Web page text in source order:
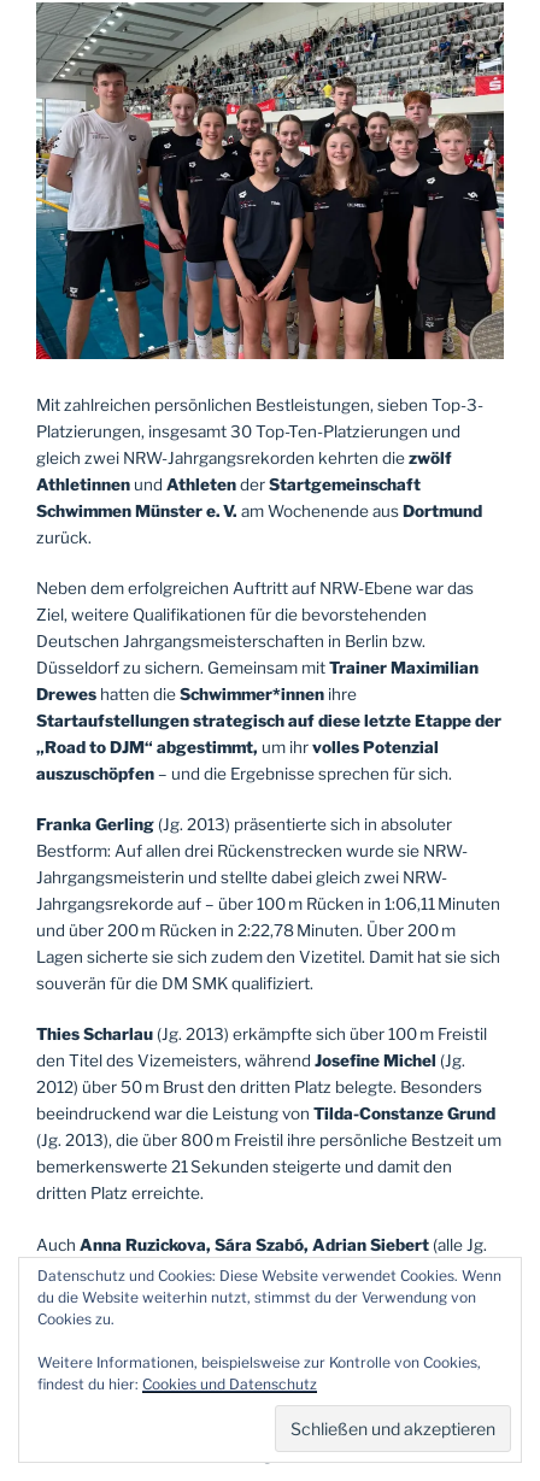
Mit zahlreichen persönlichen Bestleistungen, sieben Top-3-
Platzierungen, insgesamt 30 Top-Ten-Platzierungen und
gleich zwei NRW-Jahrgangsrekorden kehrten diezwölf
Athletinnen und AthletenderStartgemeinschaft
Schwimmen Münster e. V. am Wochenende ausDortmund
zurück.
Neben dem erfolgreichen Auftritt auf NRW-Ebene war das
Ziel, weitere Qualifikationen für die bevorstehenden
Deutschen Jahrgangsmeisterschaften in Berlin bzw.
Düsseldorf zu sichern. Gemeinsam mitTrainer Maximilian
Drewes hatten dieSchwimmer*innen ihre
Startaufstellungenstrategisch auf diese letzte Etappe der
„Road to DJM“ abgestimmt, um ihrvolles Potenzial
auszuschöpfen– und die Ergebnisse sprechen für sich.
Franka Gerling (Jg. 2013) präsentierte sich in absoluter
Bestform: Auf allen drei Rückenstrecken wurde sie NRW-
Jahrgangsmeisterin und stellte dabei gleich zwei NRW-
Jahrgangsrekorde auf – über 100 m Rücken in 1:06,11 Minuten
und über 200 m Rücken in 2:22,78 Minuten. Über 200 m
Lagen sicherte sie sich zudem den Vizetitel. Damit hat sie sich
souverän für die DM SMK qualifiziert.
Thies Scharlau (Jg. 2013) erkämpfte sich über 100 m Freistil
den Titel des Vizemeisters, während Josefine Michel (Jg.
2012) über 50 m Brust den dritten Platz belegte. Besonders
beeindruckend war die Leistung von Tilda-Constanze Grund
(Jg. 2013), die über 800 m Freistil ihre persönliche Bestzeit um
bemerkenswerte 21 Sekunden steigerte und damit den
dritten Platz erreichte.
Auch Anna Ruzickova, Sára Szabó, Adrian Siebert (alle Jg.
2013),Juliana Smyla, Anna Stockel(beide Jg. 2012),Emma
Honemann(Jg. 2011),Moritz TrenkpohlundLaurin
Weidenhaupt
Welche Leistungen letztlich zur Qualifikation für die
Deutschen Meisterschaften ausreichen, wird sich in den
kommenden zwei Wochen zeigen.
Datenschutz und Cookies: Diese Website verwendet Cookies. Wenn
du die Website weiterhin nutzt, stimmst du der Verwendung von
Cookies zu.
Weitere Informationen, beispielsweise zur Kontrolle von Cookies,
findest du hier: Cookies und Datenschutz